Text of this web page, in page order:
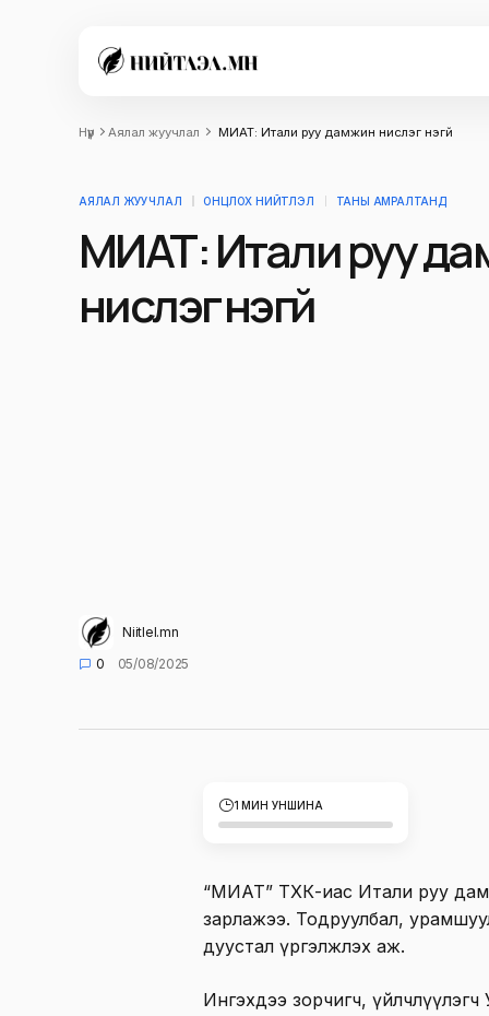
Нүүр Аялал жуучлал МИАТ: Итали руу дамжин нислэг үнэгүй
АЯЛАЛ ЖУУЧЛАЛ ОНЦЛОХ НИЙТЛЭЛ ТАНЫ АМРАЛТАНД
МИАТ: Итали руу
нислэг үнэгүй
Niitlel.mn
0
05/08/2025
1 МИН УНШИНА
“МИАТ” ТӨХК-иас Итали руу
зарлажээ. Тодруулбал,
дуустал үргэлжлэх аж.
Ингэхдээ зорчигч,